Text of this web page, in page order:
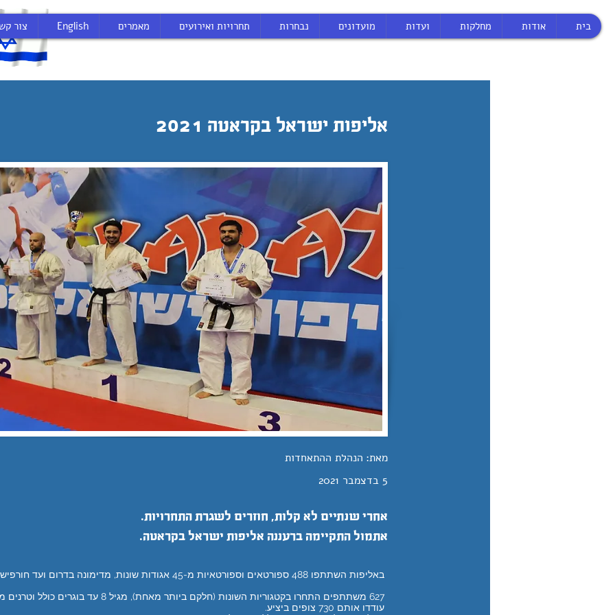
בית אודות מחלקות ועדות מועדונים נבחרות תחרויות ואירועים מאמרים English צור
אליפות ישראל בקראטה 2021
הנהלת ההתאחדות מאת:
5 בדצמבר 2021
אחרי שנתיים לא קלות, חוזרים לשגרת התחרויות.
אתמול התקיימה ברעננה אליפות ישראל בקראטה.
באליפות השתתפו 488 ספורטאים וספורטאיות מ-45 אגודות שונות, מדימונה בדרום ועד חורפיש ונהריה בצפון.
עודדו אותם 730 צופים ביציע.